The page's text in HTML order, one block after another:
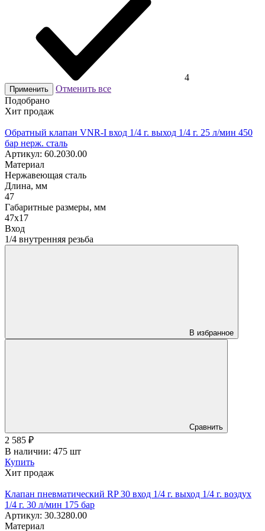
4
Применить
Отменить все
Подобрано
Хит продаж
Обратный клапан VNR-I вход 1/4 г. выход 1/4 г. 25 л/мин 450
бар нерж. сталь
Артикул: 60.2030.00
Материал
Нержавеющая сталь
Длина, мм
47
Габаритные размеры, мм
47x17
Вход
1/4 внутренняя резьба
В избранное
Сравнить
2 585 ₽
В наличии: 475 шт
Купить
Хит продаж
Клапан пневматический RP 30 вход 1/4 г. выход 1/4 г. воздух
1/4 г. 30 л/мин 175 бар
Артикул: 30.3280.00
Материал